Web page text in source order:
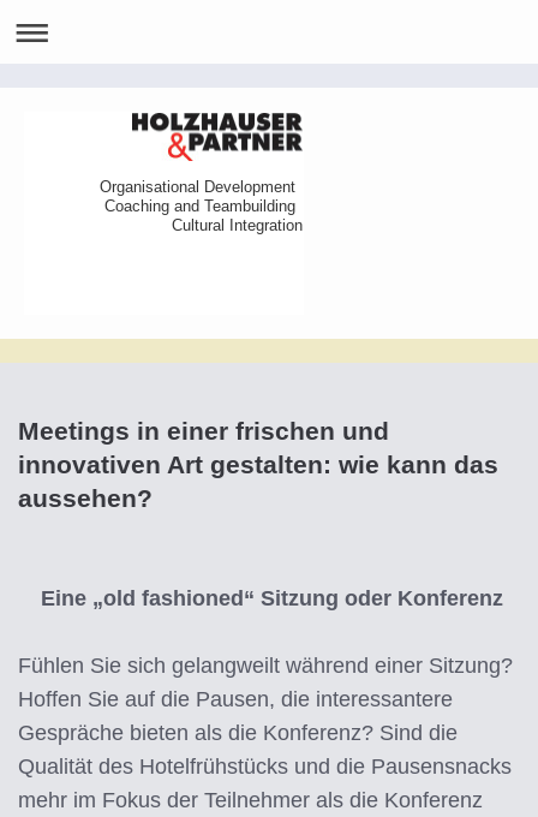
Organisational Development
Coaching and Teambuilding
Cultural Integration
Meetings in einer frischen und
innovativen Art gestalten: wie kann das
aussehen?
Eine „old fashioned“ Sitzung oder Konferenz
Fühlen Sie sich gelangweilt während einer Sitzung?
Hoffen Sie auf die Pausen, die interessantere
Gespräche bieten als die Konferenz? Sind die
Qualität des Hotelfrühstücks und die Pausensnacks
mehr im Fokus der Teilnehmer als die Konferenz